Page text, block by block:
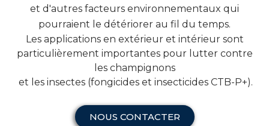
et d'autres facteurs environnementaux qui
pourraient le détériorer au fil du temps.
Les applications en extérieur et intérieur sont
particulièrement importantes pour lutter contre
les champignons
et les insectes (fongicides et insecticides CTB-P+).
NOUS CONTACTER